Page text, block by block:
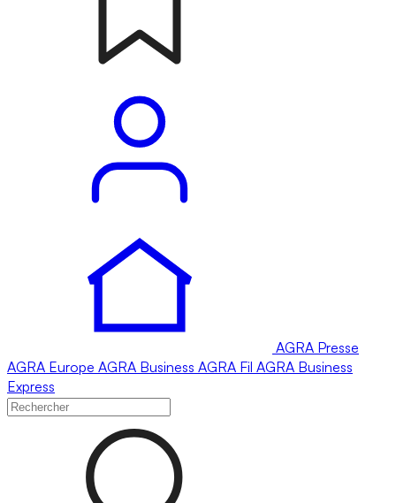
AGRA Presse
AGRA Europe AGRA Business AGRA Fil AGRA Business
Express